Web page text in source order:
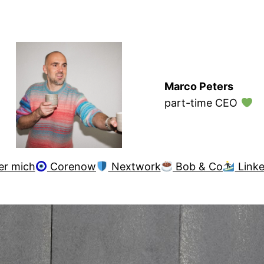
Marco Peters
part-time CEO
mich Corenow Nextwork Bob & Co